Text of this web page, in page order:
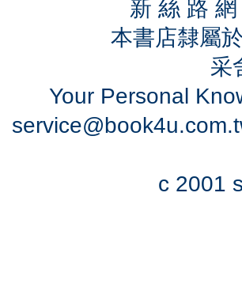
新 絲 路
本書店隸屬
采
Your Personal
c 2001